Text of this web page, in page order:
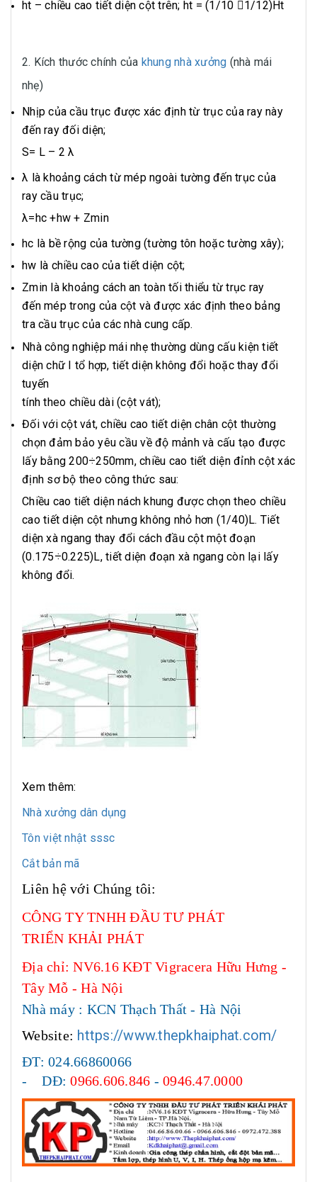
ht – chiều cao tiết diện cột trên; ht = (1/10 1/12)Ht
2. Kích thước chính của khung nhà xưởng (nhà mái
nhẹ)
Nhịp của cầu trục được xác định từ trục của ray này
đến ray đối diện;
S= L – 2 λ
λ là khoảng cách từ mép ngoài tường đến trục của
ray cầu trục;
λ=hc +hw + Zmin
hc là bề rộng của tường (tường tôn hoặc tường xây);
hw là chiều cao của tiết diện cột;
Zmin là khoảng cách an toàn tối thiểu từ trục ray
đến mép trong của cột và được xác định theo bảng
tra cầu trục của các nhà cung cấp.
Nhà công nghiệp mái nhẹ thường dùng cấu kiện tiết
diện chữ I tổ hợp, tiết diện không đổi hoặc thay đổi
tuyến
tính theo chiều dài (cột vát);
Đối với cột vát, chiều cao tiết diện chân cột thường
chọn đảm bảo yêu cầu về độ mảnh và cấu tạo được
lấy bằng 200÷250mm, chiều cao tiết diện đỉnh cột xác
định sơ bộ theo công thức sau:
Chiều cao tiết diện nách khung được chọn theo chiều
cao tiết diện cột nhưng không nhỏ hơn (1/40)L. Tiết
diện xà ngang thay đổi cách đầu cột một đoạn
(0.175÷0.225)L, tiết diện đoạn xà ngang còn lại lấy
không đổi.
Xem thêm:
Nhà xưởng dân dụng
Tôn việt nhật sssc
Cắt bản mã
Liên hệ với Chúng tôi:
CÔNG TY TNHH ĐẦU TƯ PHÁT
TRIỂN KHẢI PHÁT
Địa chỉ: NV6.16 KĐT Vigracera Hữu Hưng -
Tây Mỗ - Hà Nội
Nhà máy : KCN Thạch Thất - Hà Nội
Website: https://www.thepkhaiphat.com/
ĐT: 024.66860066
- DĐ:0966.606.846 - 0946.47.0000